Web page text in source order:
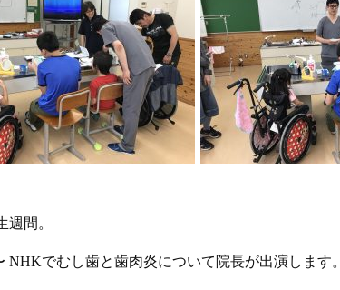
週間。
NHKでむし歯と歯肉炎について院長が出演します。